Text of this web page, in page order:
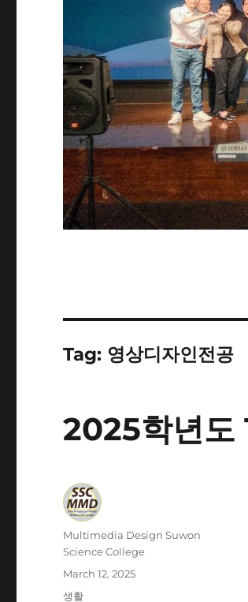
Tag: 영상디자인전공
2025학년도
Author
Multimedia Design Suwon
Science College
Posted
on
March 12, 2025
Categories
생활